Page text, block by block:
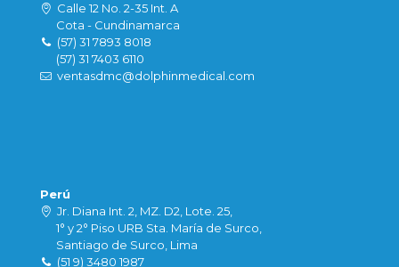
Calle 12 No. 2-35 Int. A
Cota - Cundinamarca
(57) 31 7893 8018
(57) 31 7403 6110
ventasdmc@dolphinmedical.com
Perú
Jr. Diana Int. 2, MZ. D2, Lote. 25,
1° y 2° Piso URB Sta. María de Surco,
Santiago de Surco, Lima
(51 9) 3480 1987